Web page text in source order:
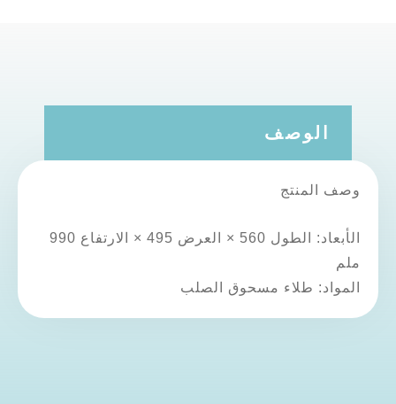
الوصف
وصف المنتج
الأبعاد: الطول 560 × العرض 495 × الارتفاع 990
ملم
المواد: طلاء مسحوق الصلب